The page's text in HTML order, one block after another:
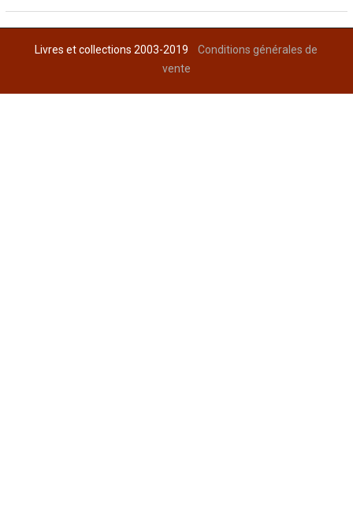
Livres et collections 2003-2019Conditions générales de
vente